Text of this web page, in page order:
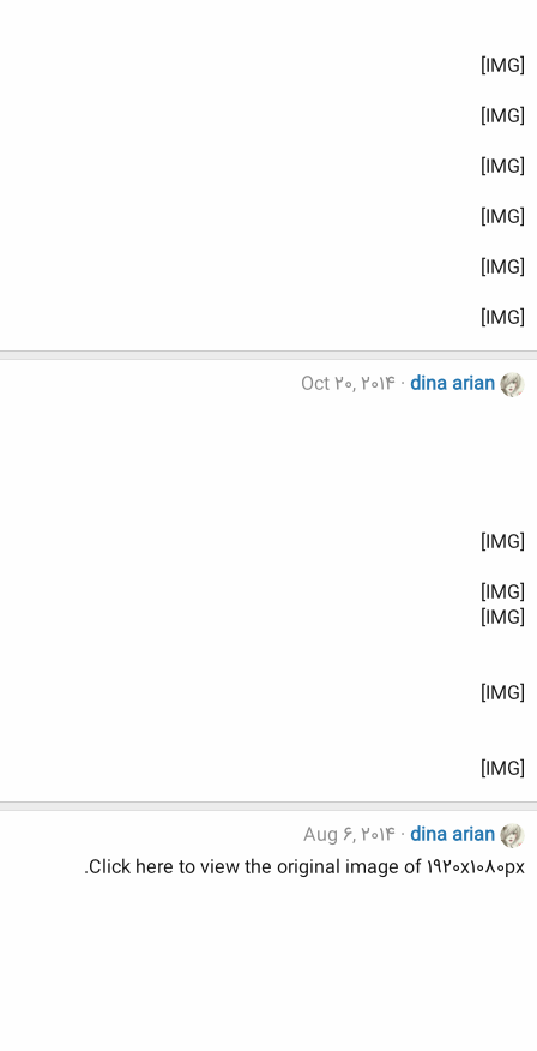
[IMG]
[IMG]
[IMG]
[IMG]
[IMG]
[IMG]
dina arian
Oct 20, 2014
[IMG]
[IMG]
[IMG]
[IMG]
[IMG]
dina arian
Aug 6, 2014
Click here to view the original image of 1920x1080px.